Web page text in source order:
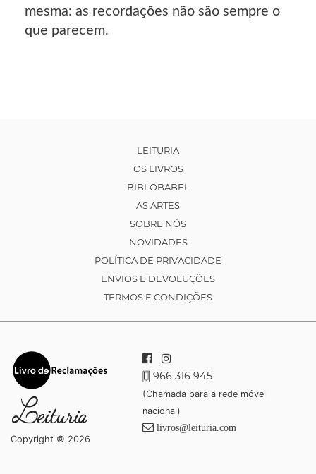
mesma: as recordações não são sempre o
que parecem.
LEITURIA
OS LIVROS
BIBLOBABEL
AS ARTES
SOBRE NÓS
NOVIDADES
POLÍTICA DE PRIVACIDADE
ENVIOS E DEVOLUÇÕES
TERMOS E CONDIÇÕES
Copyright © 2026
966 316 945
(Chamada para a rede móvel
nacional)
livros@leituria.com